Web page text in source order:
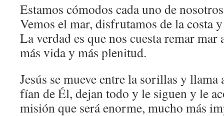
Estamos cómodos cada uno de
Vemos el mar, disfrutamos de la costa
La verdad es que nos cuesta remar
más vida y más plenitud.
Jesús se mueve entre la sorillas y
fían de Él, dejan todo y le siguen y le
misión que será enorme, mucho más